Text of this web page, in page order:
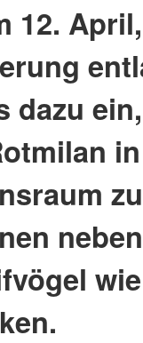
12.
dazu